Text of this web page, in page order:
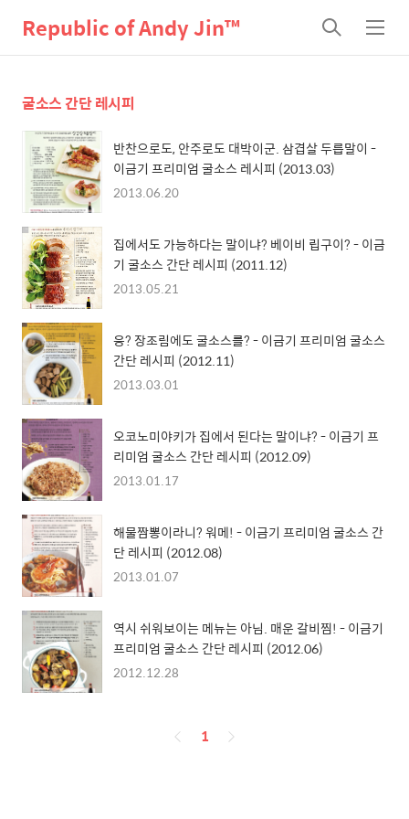
Republic of Andy Jin™
검
색
메
뉴
굴소스 간단 레시피
반찬으로도, 안주로도 대박이군. 삼겹살 두릅말이 -
이금기 프리미엄 굴소스 레시피 (2013.03)
2013.06.20
집에서도 가능하다는 말이냐? 베이비 립구이? - 이금
기 굴소스 간단 레시피 (2011.12)
2013.05.21
응? 장조림에도 굴소스를? - 이금기 프리미엄 굴소스
간단 레시피 (2012.11)
2013.03.01
오코노미야키가 집에서 된다는 말이냐? - 이금기 프
리미엄 굴소스 간단 레시피 (2012.09)
2013.01.17
해물짬뽕이라니? 워메! - 이금기 프리미엄 굴소스 간
단 레시피 (2012.08)
2013.01.07
역시 쉬워보이는 메뉴는 아님. 매운 갈비찜! - 이금기
프리미엄 굴소스 간단 레시피 (2012.06)
2012.12.28
페
1